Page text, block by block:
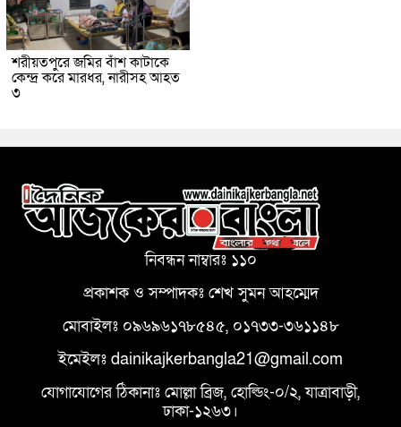
শরীয়তপুরে জমির বাঁশ কাটাকে
কেন্দ্র করে মারধর, নারীসহ আহত
৩
নিবন্ধন নাম্বারঃ ১১০
প্রকাশক ও সম্পাদকঃ শেখ সুমন আহম্মেদ
মোবাইলঃ ০৯৬৯৬১৭৮৫৪৫, ০১৭৩৩-৩৬১১৪৮
ইমেইলঃ dainikajkerbangla21@gmail.com
যোগাযোগের ঠিকানাঃ মোল্লা ব্রিজ, হোল্ডিং-০/২, যাত্রাবাড়ী,
ঢাকা-১২৬৩।